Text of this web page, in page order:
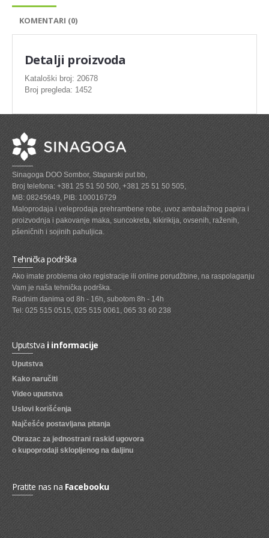
SVEZE MESO - PILETINA
ZAMRZNUTA RIBA
ZAMRZNUTO MESO PILETINA
PASTETE I MESNI NARESCI
TUNJEVINE I KONZERVE
GOTOVA JELA
SIROVINA ZA GASTRO
GASTRO
KISELISI
KECAP, SENF, REN, PARADAJZ,SOS
KOMPOTI
SVEZE VOCE
SVEZE POVRCE
DZEMOVI, MARMALADE I MED
BOMBONI
ZVAKE
LIZALICE
COKOLADE
KREMOVI
BOMBONJERE I PRALINE
MALE COKOLADE I BAROVI
KEKSOVI
KEKS STRUDLE
KOMENTARI (0)
Detalji proizvoda
Kataloški broj: 20678
Broj pregleda: 1452
Sinagoga DOO Sombor, Staparski put bb,
Broj telefona: +381 25 51 50 500, +381 25 51 50 505,
MB: 08245649, PIB: 100016729
Maloprodaja i veleprodaja prehrambene robe, uvoz ambalažnog papira i
proizvodnja i pakovanje maka, suncokreta, kikirikija, ovsenih, raženih,
pšeničnih i sojinih pahuljica.
Tehnička podrška
Ako imate problema oko registracije ili online porudžbine, na raspolaganju
Vam je naša tehnička podrška.
Radnim danima od 8h - 16h, subotom 8h - 14h
Tel: 025 515 0515, 025 515 0061, 065 33 60 238
Uputstvai informacije
Uputstva
Kako naručiti
Video uputstva
Uslovi korišćenja
Najčešće postavljana pitanja
Obrazac za jednostrani raskid ugovora
o kupoprodaji sklopljenog na daljinu
Pratite nas na Facebooku